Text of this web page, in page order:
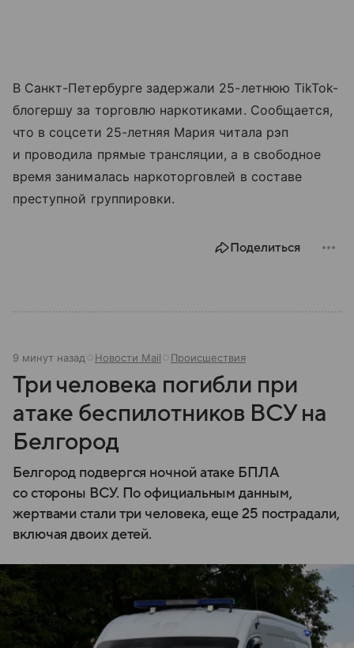
В Санкт-Петербурге задержали 25-летнюю TikTok-
блогершу за торговлю наркотиками. Сообщается,
что в соцсети 25-летняя Мария читала рэп
и проводила прямые трансляции, а в свободное
время занималась наркоторговлей в составе
преступной группировки.
Поделиться
9 минут назад Новости Mail Происшествия
Три человека погибли при
атаке беспилотников ВСУ на
Белгород
Белгород подвергся ночной атаке БПЛА
со стороны ВСУ. По официальным данным,
жертвами стали три человека, еще 25 пострадали,
включая двоих детей.